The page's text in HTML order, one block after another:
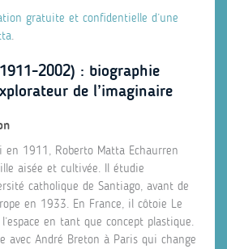
gratuite et confidentielle d’une
.
2002) : biographie
de l’imaginaire
en 1911, Roberto Matta Echaurren
aisée et cultivée. Il étudie
catholique de Santiago, avant de
en 1933. En France, il côtoie Le
en tant que concept plastique.
avec André Breton à Paris qui change